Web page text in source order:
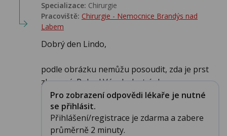
Specializace: Chirurgie
Pracoviště: Chirurgie - Nemocnice Brandýs nad
Labem
Dobrý den Lindo,
podle obrázku nemůžu posoudit, zda je prst
zlomený. Pokud Vám bolest úpl...
Pro zobrazení odpovědi lékaře je nutné
se přihlásit.
Přihlášení/registrace je zdarma a zabere
průměrně 2 minuty.